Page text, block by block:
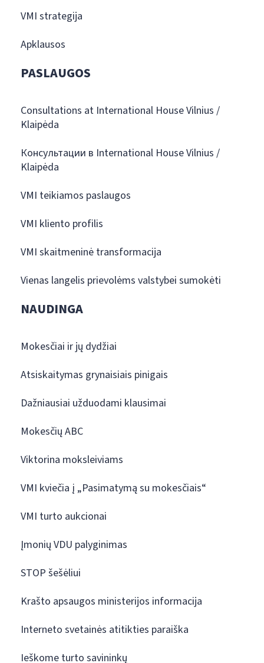
VMI strategija
Apklausos
PASLAUGOS
Consultations at International House Vilnius /
Klaipėda
Консультации в International House Vilnius /
Klaipėda
VMI teikiamos paslaugos
VMI kliento profilis
VMI skaitmeninė transformacija
Vienas langelis prievolėms valstybei sumokėti
NAUDINGA
Mokesčiai ir jų dydžiai
Atsiskaitymas grynaisiais pinigais
Dažniausiai užduodami klausimai
Mokesčių ABC
Viktorina moksleiviams
VMI kviečia į „Pasimatymą su mokesčiais“
VMI turto aukcionai
Įmonių VDU palyginimas
STOP šešėliui
Krašto apsaugos ministerijos informacija
Interneto svetainės atitikties paraiška
Ieškome turto savininkų